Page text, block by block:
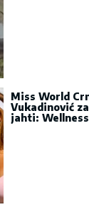
Miss World
Vukadinović
jahti: